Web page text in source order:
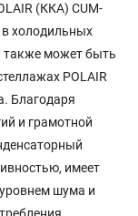
(ККА) CUM-
в холодильных
также может быть
POLAIR
Благодаря
и грамотной
имеет
шума и